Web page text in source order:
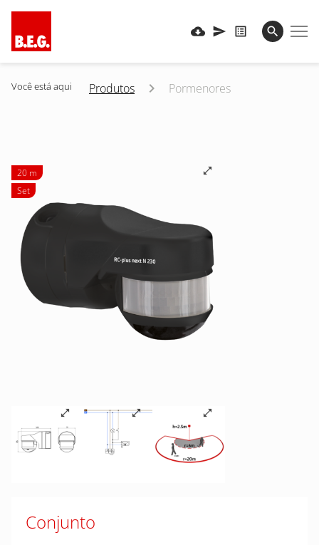
Você está aqui Produtos Pormenores
20 m
Set
Conjunto